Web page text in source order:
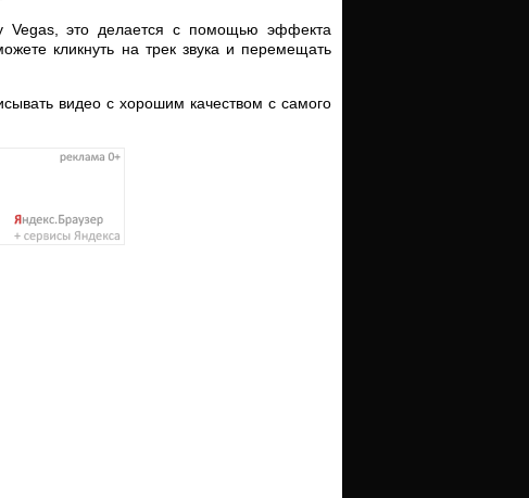
Vegas, это делается с помощью эффекта
кликнуть на трек звука и перемещать
видео с хорошим качеством с самого